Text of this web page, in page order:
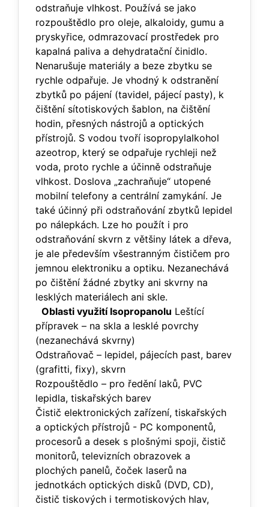
odstraňuje vlhkost. Používá se jako
rozpouštědlo pro oleje, alkaloidy, gumu a
pryskyřice, odmrazovací prostředek pro
kapalná paliva a dehydratační činidlo.
Nenarušuje materiály a beze zbytku se
rychle odpařuje. Je vhodný k odstranění
zbytků po pájení (tavidel, pájecí pasty), k
čištění sítotiskových šablon, na čištění
hodin, přesných nástrojů a optických
přístrojů. S vodou tvoří isopropylalkohol
azeotrop, který se odpařuje rychleji než
voda, proto rychle a účinně odstraňuje
vlhkost. Doslova „zachraňuje“ utopené
mobilní telefony a centrální zamykání. Je
také účinný při odstraňování zbytků lepidel
po nálepkách. Lze ho použít i pro
odstraňování skvrn z většiny látek a dřeva,
je ale především všestranným čističem pro
jemnou elektroniku a optiku. Nezanechává
po čištění žádné zbytky ani skvrny na
lesklých materiálech ani skle.
Oblasti využití Isopropanolu Leštící
přípravek – na skla a lesklé povrchy
(nezanechává skvrny)
Odstraňovač – lepidel, pájecích past, barev
(grafitti, fixy), skvrn
Rozpouštědlo – pro ředění laků, PVC
lepidla, tiskařských barev
Čistič elektronických zařízení, tiskařských
a optických přístrojů - PC komponentů,
procesorů a desek s plošnými spoji, čistič
monitorů, televizních obrazovek a
plochých panelů, čoček laserů na
jednotkách optických disků (DVD, CD),
čistič tiskových i termotiskových hlav,